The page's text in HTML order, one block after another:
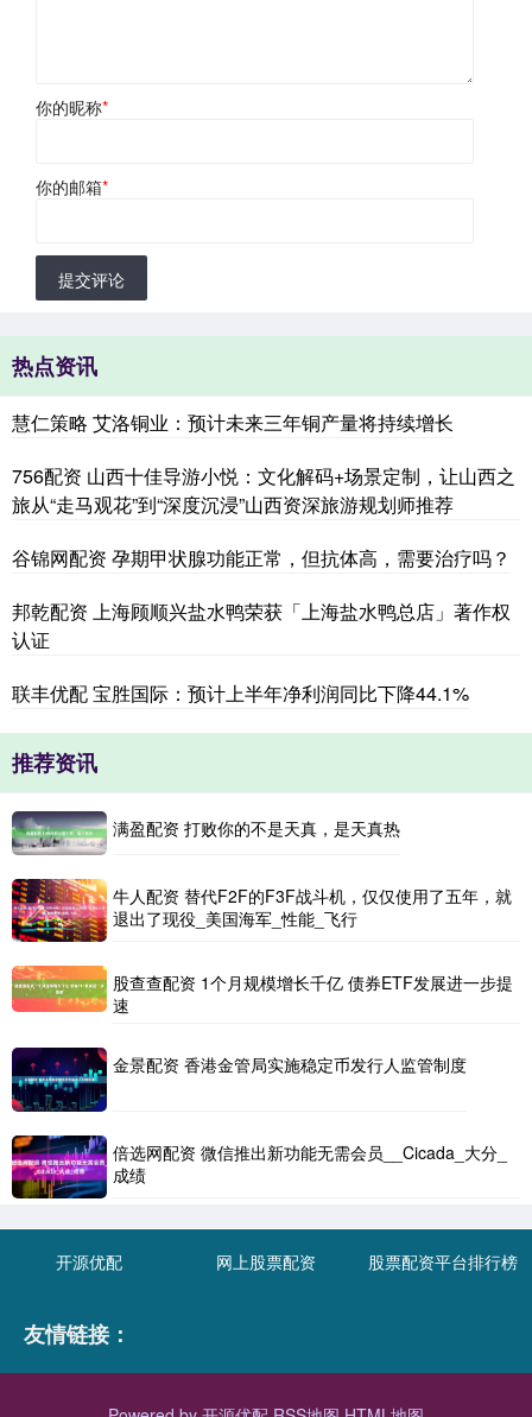
你的昵称*
你的邮箱*
提交评论
热点资讯
慧仁策略 艾洛铜业：预计未来三年铜产量将持续增长
756配资 山西十佳导游小悦：文化解码+场景定制，让山西之
旅从“走马观花”到“深度沉浸”山西资深旅游规划师推荐
谷锦网配资 孕期甲状腺功能正常，但抗体高，需要治疗吗？
邦乾配资 上海顾顺兴盐水鸭荣获「上海盐水鸭总店」著作权
认证
联丰优配 宝胜国际：预计上半年净利润同比下降44.1%
推荐资讯
满盈配资 打败你的不是天真，是天真热
牛人配资 替代F2F的F3F战斗机，仅仅使用了五年，就
退出了现役_美国海军_性能_飞行
股查查配资 1个月规模增长千亿 债券ETF发展进一步提
速
金景配资 香港金管局实施稳定币发行人监管制度
倍选网配资 微信推出新功能无需会员__Cicada_大分_
成绩
开源优配 网上股票配资 股票配资平台排行榜
友情链接：